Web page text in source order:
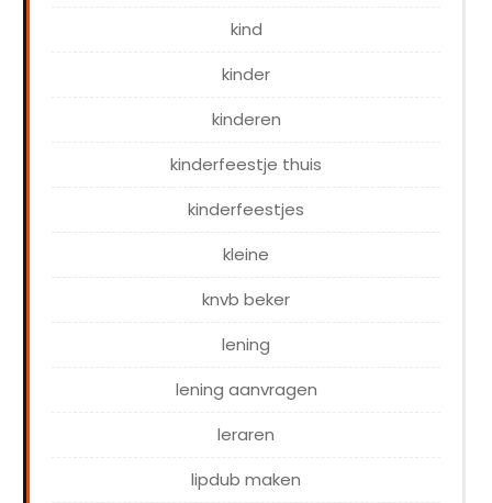
kind
kinder
kinderen
kinderfeestje thuis
kinderfeestjes
kleine
knvb beker
lening
lening aanvragen
leraren
lipdub maken